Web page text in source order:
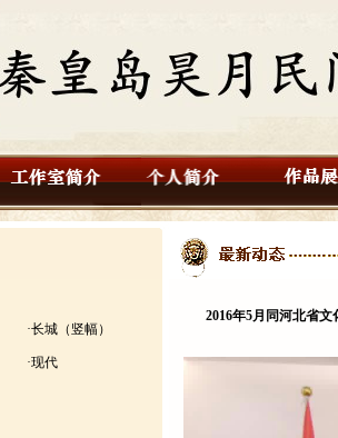
·长城（竖幅）
·现代
2016年5月同河北省